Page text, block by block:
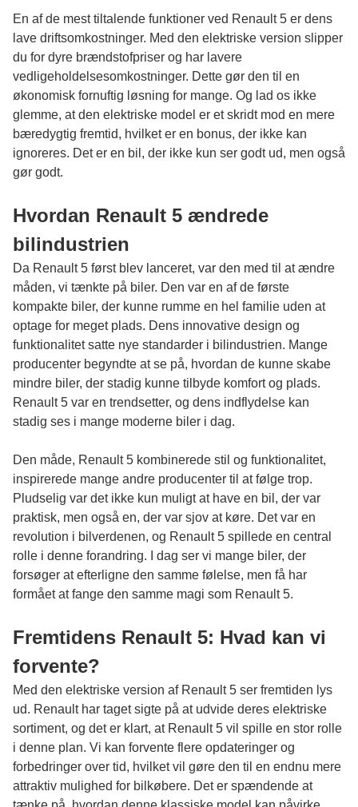
En af de mest tiltalende funktioner ved Renault 5 er dens
lave driftsomkostninger. Med den elektriske version slipper
du for dyre brændstofpriser og har lavere
vedligeholdelsesomkostninger. Dette gør den til en
økonomisk fornuftig løsning for mange. Og lad os ikke
glemme, at den elektriske model er et skridt mod en mere
bæredygtig fremtid, hvilket er en bonus, der ikke kan
ignoreres. Det er en bil, der ikke kun ser godt ud, men også
gør godt.
Hvordan Renault 5 ændrede
bilindustrien
Da Renault 5 først blev lanceret, var den med til at ændre
måden, vi tænkte på biler. Den var en af de første
kompakte biler, der kunne rumme en hel familie uden at
optage for meget plads. Dens innovative design og
funktionalitet satte nye standarder i bilindustrien. Mange
producenter begyndte at se på, hvordan de kunne skabe
mindre biler, der stadig kunne tilbyde komfort og plads.
Renault 5 var en trendsetter, og dens indflydelse kan
stadig ses i mange moderne biler i dag.
Den måde, Renault 5 kombinerede stil og funktionalitet,
inspirerede mange andre producenter til at følge trop.
Pludselig var det ikke kun muligt at have en bil, der var
praktisk, men også en, der var sjov at køre. Det var en
revolution i bilverdenen, og Renault 5 spillede en central
rolle i denne forandring. I dag ser vi mange biler, der
forsøger at efterligne den samme følelse, men få har
formået at fange den samme magi som Renault 5.
Fremtidens Renault 5: Hvad kan vi
forvente?
Med den elektriske version af Renault 5 ser fremtiden lys
ud. Renault har taget sigte på at udvide deres elektriske
sortiment, og det er klart, at Renault 5 vil spille en stor rolle
i denne plan. Vi kan forvente flere opdateringer og
forbedringer over tid, hvilket vil gøre den til en endnu mere
attraktiv mulighed for bilkøbere. Det er spændende at